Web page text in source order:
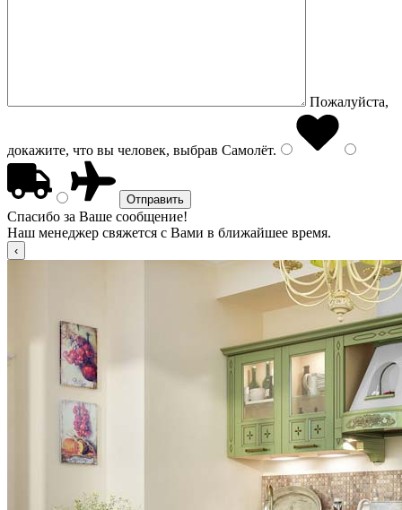
Пожалуйста,
докажите, что вы человек, выбрав Самолёт.
Спасибо за Ваше сообщение!
Наш менеджер свяжется с Вами в ближайшее время.